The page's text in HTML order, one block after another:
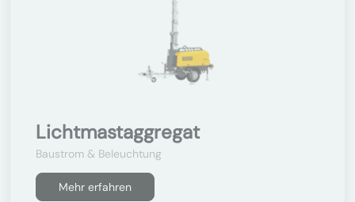
Lichtmastaggregat
Baustrom & Beleuchtung
Mehr erfahren